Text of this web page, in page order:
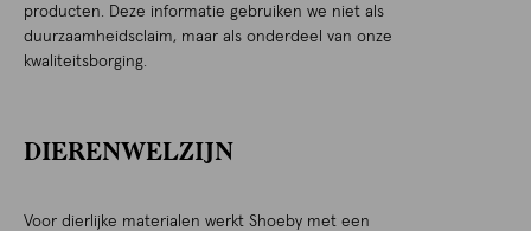
producten. Deze informatie gebruiken we niet als
duurzaamheidsclaim, maar als onderdeel van onze
kwaliteitsborging.
DIERENWELZIJN
Voor dierlijke materialen werkt Shoeby met een